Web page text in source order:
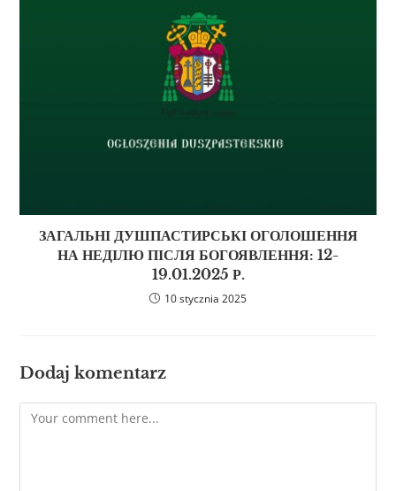
ЗАГАЛЬНІ ДУШПАСТИРСЬКІ ОГОЛОШЕННЯ
НА НЕДІЛЮ ПІСЛЯ БОГОЯВЛЕННЯ: 12-
19.01.2025 Р.
10 stycznia 2025
Dodaj komentarz